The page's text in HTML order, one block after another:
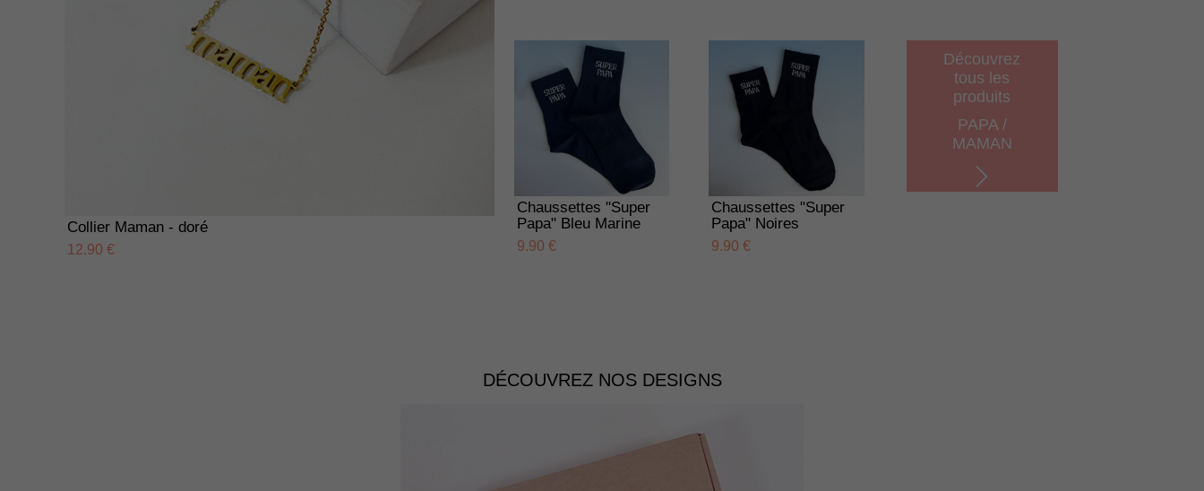
Collier Maman - doré
12.90 €
Chaussettes "Super
Papa" Bleu Marine
9.90 €
Chaussettes "Super
Papa" Noires
9.90 €
Découvrez
tous les
produits
PAPA /
MAMAN
DÉCOUVREZ NOS DESIGNS